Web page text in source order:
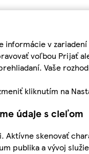
informácie v
voľbou Prijať
Vaše
kliknutím na
údaje s cieľom
Aktívne skenovať
publika a vývoj